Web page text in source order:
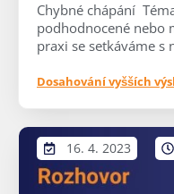
Chybné chápání
podhodnocené nebo
praxi se setkáváme s
Dosahování vyšších
16. 4. 2023